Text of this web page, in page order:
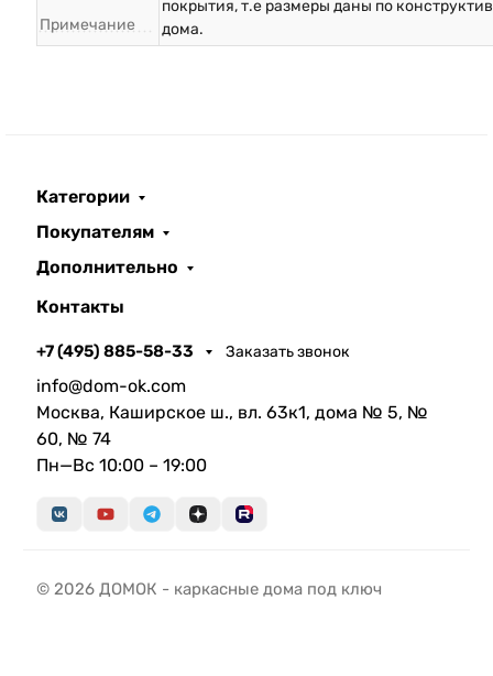
Примечание
покрытия, т.е размеры даны по
дома.
Категории
Покупателям
Дополнительно
Контакты
+7 (495) 885-58-33 Заказать звонок
info@dom-ok.com
Москва, Каширское ш., вл. 63к1, дома № 5, №
60, № 74
Пн—Вс 10:00 – 19:00
© 2026 ДОМОК - каркасные дома под ключ